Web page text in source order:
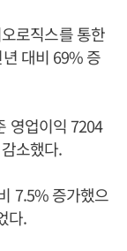
로직스를 통한
대비 69% 증
영업이익 7204
소했다.
7.5% 증가했으
다.